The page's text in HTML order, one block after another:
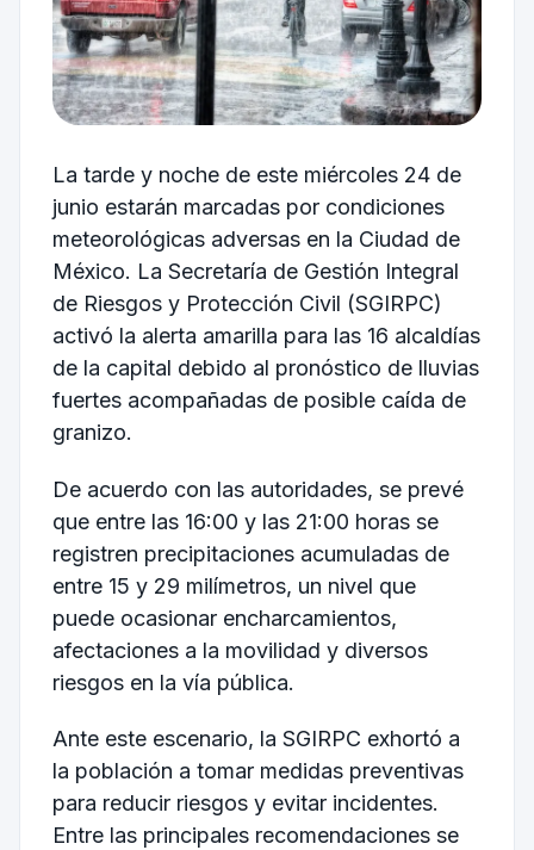
La tarde y noche de este miércoles 24 de
junio estarán marcadas por condiciones
meteorológicas adversas en la Ciudad de
México. La Secretaría de Gestión Integral
de Riesgos y Protección Civil (SGIRPC)
activó la alerta amarilla para las 16 alcaldías
de la capital debido al pronóstico de lluvias
fuertes acompañadas de posible caída de
granizo.
De acuerdo con las autoridades, se prevé
que entre las 16:00 y las 21:00 horas se
registren precipitaciones acumuladas de
entre 15 y 29 milímetros, un nivel que
puede ocasionar encharcamientos,
afectaciones a la movilidad y diversos
riesgos en la vía pública.
Ante este escenario, la SGIRPC exhortó a
la población a tomar medidas preventivas
para reducir riesgos y evitar incidentes.
Entre las principales recomendaciones se